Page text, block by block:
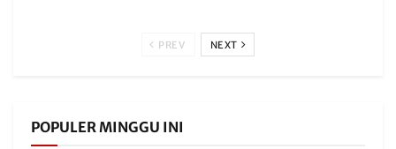
PREV NEXT
POPULER MINGGU INI